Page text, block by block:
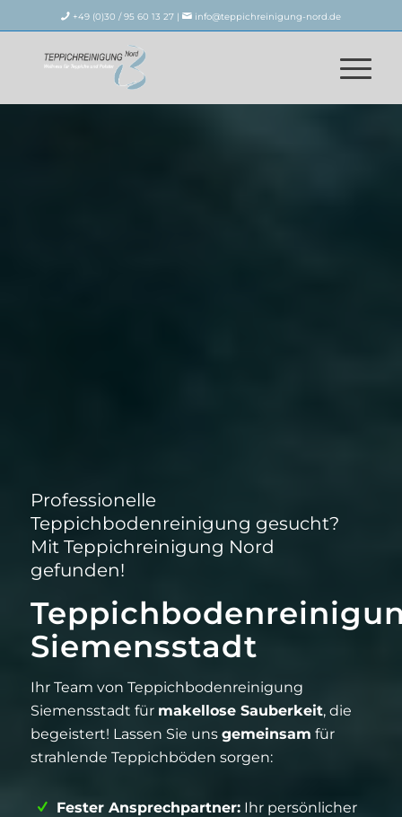
+49 (0)30 / 95 60 13 27 | info@teppichreinigung-nord.de
Professionelle
Teppichbodenreinigung gesucht?
Mit Teppichreinigung Nord
gefunden!
Siemensstadt
Ihr Team von Teppichbodenreinigung
Siemensstadt für makellose Sauberkeit, die
begeistert! Lassen Sie uns gemeinsam für
strahlende Teppichböden sorgen:
Fester Ansprechpartner: Ihr persönlicher